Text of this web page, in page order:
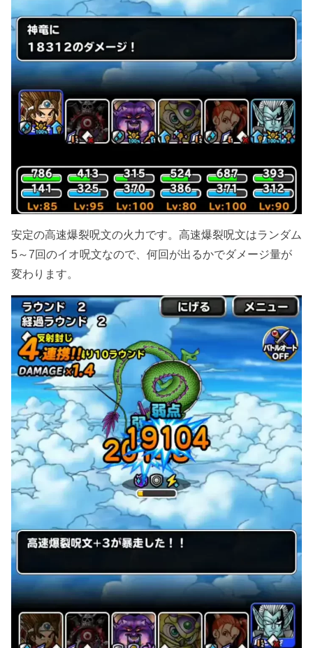
安定の高速爆裂呪文の火力です。高速爆裂呪文はランダム
5～7回のイオ呪文なので、何回が出るかでダメージ量が
変わります。